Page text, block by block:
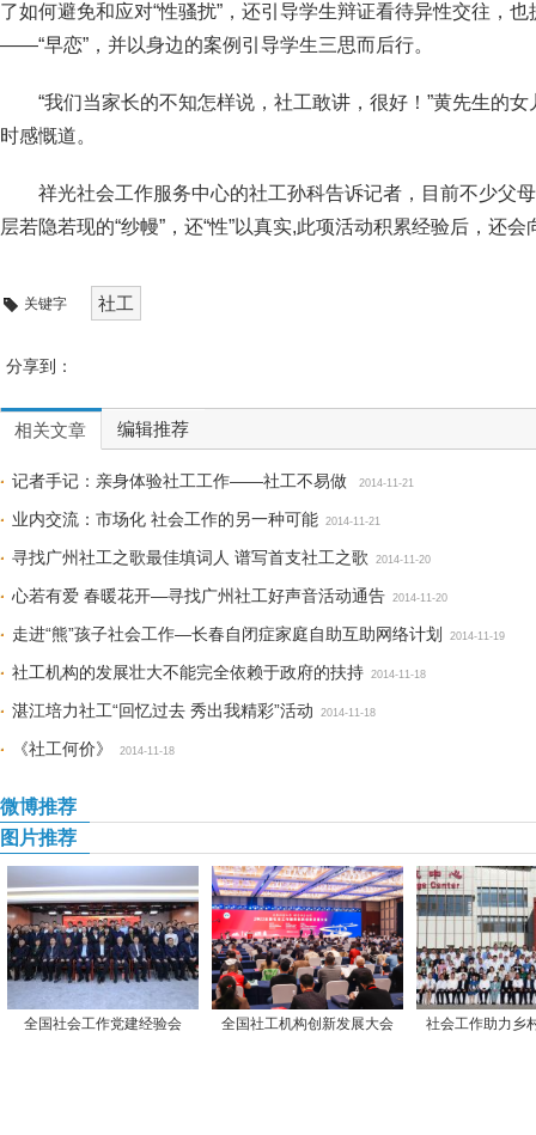
了如何避免和应对“性骚扰”，还引导学生辩证看待异性交往，
——“早恋”，并以身边的案例引导学生三思而后行。
“我们当家长的不知怎样说，社工敢讲，很好！”黄先生的
时感慨道。
祥光社会工作服务中心的社工孙科告诉记者，目前不少父
层若隐若现的“纱幔”，还“性”以真实,此项活动积累经验后，还
关键字 社工
分享到：
相关文章 编辑推荐
记者手记：亲身体验社工工作——社工不易做 2014-11-21
业内交流：市场化 社会工作的另一种可能 2014-11-21
寻找广州社工之歌最佳填词人 谱写首支社工之歌 2014-11-20
心若有爱 春暖花开—寻找广州社工好声音活动通告 2014-11-20
走进“熊”孩子社会工作—长春自闭症家庭自助互助网络计划 2014-11-19
社工机构的发展壮大不能完全依赖于政府的扶持 2014-11-18
湛江培力社工“回忆过去 秀出我精彩”活动 2014-11-18
《社工何价》 2014-11-18
微博推荐
图片推荐
全国社会工作党建经验会 全国社工机构创新发展大会 社会工作助力乡